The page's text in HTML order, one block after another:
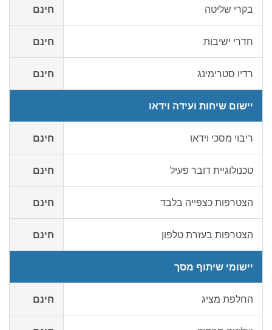
בקרי שליטה חינם
חדרי ישיבות חינם
רדיו סטרימינג חינם
יישום שיחות ועידה וידאו
ריבוי מסכי וידאו חינם
טכנולוגיית דובר פעיל חינם
הצטרפות כצפייה בלבד חינם
הצטרפות בעזרת טלפון חינם
יישומי שיתוף מסך
החלפת מציג חינם